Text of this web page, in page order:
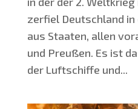
zer­fiel Deutsch­land in
aus Staa­ten, allen
und Preu­ßen. Es ist
der Luft­schif­fe und...